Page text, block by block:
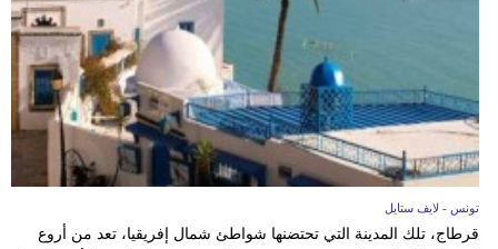
تونس - لايف ستايل
قرطاج، تلك المدينة التي تحتضنها شواطئ شمال إفريقيا، تعد من أروع